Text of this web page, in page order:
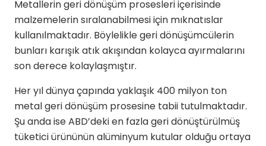
Metallerin geri dönüşüm prosesleri içerisinde
malzemelerin sıralanabilmesi için mıknatıslar
kullanılmaktadır. Böylelikle geri dönüşümcülerin
bunları karışık atık akışından kolayca ayırmalarını
son derece kolaylaşmıştır.
Her yıl dünya çapında yaklaşık 400 milyon ton
metal geri dönüşüm prosesine tabii tutulmaktadır.
Şu anda ise ABD’deki en fazla geri dönüştürülmüş
tüketici ürününün alüminyum kutular olduğu ortaya